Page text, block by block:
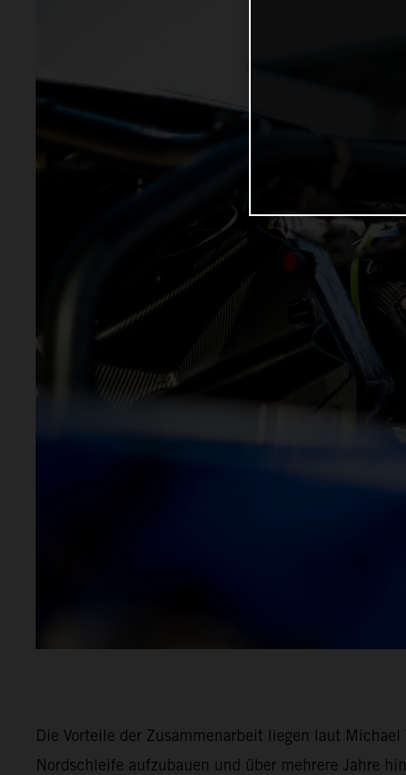
Die Vorteile der Zusammenarbeit liegen laut
Nordschleife aufzubauen und über mehrere Jahre